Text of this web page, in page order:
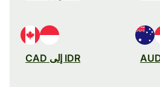
IDR إلى CAD